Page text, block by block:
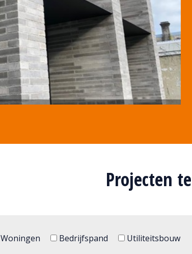
Projecten
Woningen Bedrijfspand Utiliteitsbouw